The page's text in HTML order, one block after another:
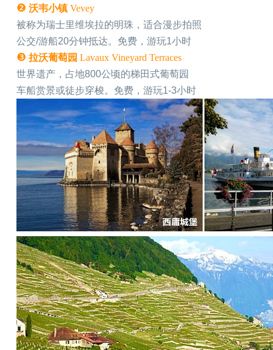
❷ 沃韦小镇 Vevey
被称为瑞士里维埃拉的明珠，适合漫步拍照
公交/游船20分钟抵达。免费，游玩1小时
❸ 拉沃葡萄园 Lavaux Vineyard Terraces
世界遗产，占地800公顷的梯田式葡萄园
车船赏景或徒步穿梭。免费，游玩1-3小时